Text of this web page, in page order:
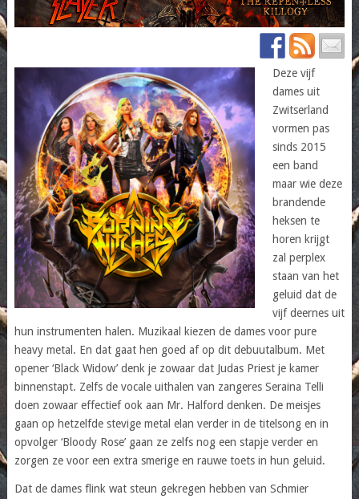
Deze vijf
dames uit
Zwitserland
vormen pas
sinds 2015
een band
maar wie deze
brandende
heksen te
horen krijgt
zal perplex
staan van het
geluid dat de
vijf deernes uit
hun instrumenten halen. Muzikaal kiezen de dames voor pure
heavy metal. En dat gaat hen goed af op dit debuutalbum. Met
opener ‘Black Widow’ denk je zowaar dat Judas Priest je kamer
binnenstapt. Zelfs de vocale uithalen van zangeres Seraina Telli
doen zowaar effectief ook aan Mr. Halford denken. De meisjes
gaan op hetzelfde stevige metal elan verder in de titelsong en in
opvolger ‘Bloody Rose’ gaan ze zelfs nog een stapje verder en
zorgen ze voor een extra smerige en rauwe toets in hun geluid.
Dat de dames flink wat steun gekregen hebben van Schmier